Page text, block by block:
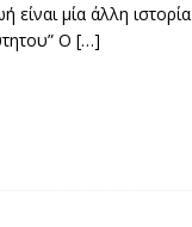
είναι μία άλλη ιστορία
Ο […]